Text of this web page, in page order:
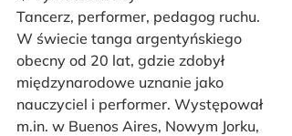
Tancerz, performer, pedagog ruchu.
W świecie tanga argentyńskiego
obecny od 20 lat, gdzie zdobył
międzynarodowe uznanie jako
nauczyciel i performer. Występował
m.in. w Buenos Aires, Nowym Jorku,